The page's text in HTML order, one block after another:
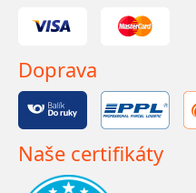
Doprava
Naše certifikáty